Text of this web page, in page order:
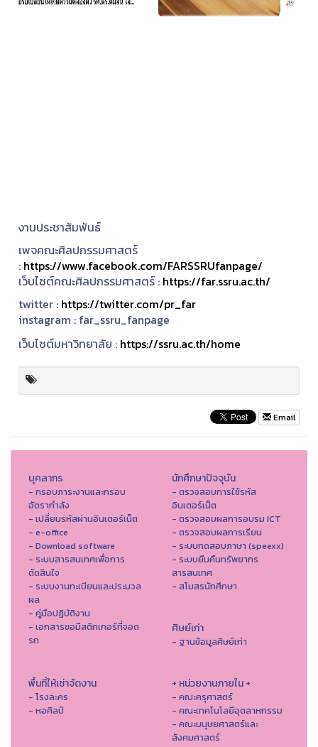
งานประชาสัมพันธ์
เพจคณะศิลปกรรมศาสตร์
: https://www.facebook.com/FARSSRUfanpage/
เว็บไซต์คณะศิลปกรรมศาสตร์ : https://far.ssru.ac.th/
twitter : https://twitter.com/pr_far
instagram : far_ssru_fanpage
เว็บไซต์มหาวิทยาลัย : https://ssru.ac.th/home
Email
บุคลากร
- กรอบภาระงานและกรอบ
อัตรากำลัง
- เปลี่ยนรหัสผ่านอินเตอร์เน็ต
- e-office
- Download software
- ระบบสารสนเทศเพื่อการ
ตัดสินใจ
- ระบบงานทะเบียนและประมวล
ผล
- คู่มือปฏิบัติงาน
- เอกสารขอมีสติกเกอร์ที่จอด
รถ
นักศึกษาปัจจุบัน
- ตรวจสอบการใช้รหัส
อินเตอร์เน็ต
- ตรวจสอบผลการอบรม ICT
- ตรวจสอบผลการเรียน
- ระบบทดสอบภาษา (speexx)
- ระบบยืมคืนทรัพยากร
สารสนเทศ
- สโมสรนักศึกษา
ศิษย์เก่า
- ฐานข้อมูลศิษย์เก่า
พื้นที่ให้เช่าจัดงาน
- โรงละคร
- หอศิลป์
+ หน่วยงานภายใน +
- คณะครุศาสตร์
- คณะเทคโนโลยีอุตสาหกรรม
- คณะมนุษยศาสตร์และ
สังคมศาสตร์